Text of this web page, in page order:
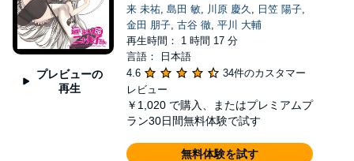
プレビューの
再生
来 未祐, 島田 敏, 川原 慶久 , 日笠 陽子,
金田 朋子, 古谷 徹, 平川 大輔
再生時間： 1 時間 17 分
言語： 日本語
4.6
34件のカスタマー
レビュー
￥1,020 で購入、またはプレミアムプ
ラン30日間無料体験で試す
無料体験を試す